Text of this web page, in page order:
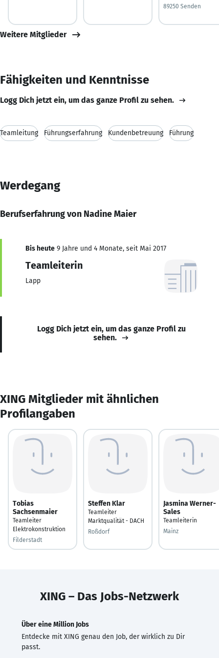
89250 Senden
Weitere Mitglieder
Fähigkeiten und Kenntnisse
Logg Dich jetzt ein, um das ganze Profil zu sehen.
Teamleitung Führungserfahrung Kundenbetreuung Führung
Werdegang
Berufserfahrung von Nadine Maier
Bis heute 9 Jahre und 4 Monate, seit Mai 2017
Teamleiterin
Lapp
Logg Dich jetzt ein, um das ganze Profil zu
sehen.
XING Mitglieder mit ähnlichen
Profilangaben
Tobias
Sachsenmaier
Teamleiter
Elektrokonstruktion
Filderstadt
Steffen Klar
Teamleiter
Marktqualität - DACH
Roßdorf
Jasmina Werner-
Sales
Teamleiterin
Mainz
XING – Das Jobs-Netzwerk
Über eine Million Jobs
Entdecke mit XING genau den Job, der wirklich zu Dir
passt.